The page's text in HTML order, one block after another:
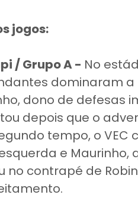
jogos:
/ Grupo A - No
dominaram
dono de defesas
depois que o
tempo, o
e
no contrapé de